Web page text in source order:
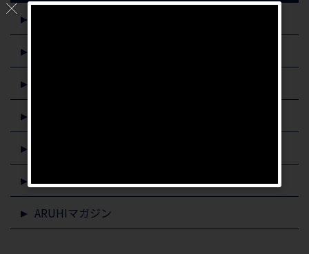
ZUU online
ARUHIマガジン